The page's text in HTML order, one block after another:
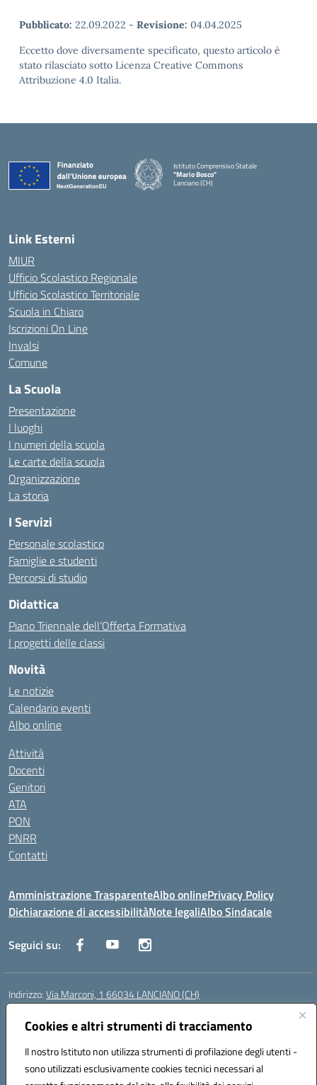
Cookies e altri strumenti di tracciamento
Il nostro Istituto non utilizza strumenti di profilazione degli utenti -
sono utilizzati esclusivamente cookies tecnici necessari al
Pubblicato: 22.09.2022 - Revisione: 04.04.2025
Eccetto dove diversamente specificato, questo articolo è
stato rilasciato sotto Licenza Creative Commons
Attribuzione 4.0 Italia.
Istituto Comprensivo Statale
"Mario Bosco"
Lanciano (CH)
Link Esterni
MIUR
Ufficio Scolastico Regionale
Ufficio Scolastico Territoriale
Scuola in Chiaro
Iscrizioni On Line
Invalsi
Comune
La Scuola
Presentazione
I luoghi
I numeri della scuola
Le carte della scuola
Organizzazione
La storia
I Servizi
Personale scolastico
Famiglie e studenti
Percorsi di studio
Didattica
Piano Triennale dell’Offerta Formativa
I progetti delle classi
Novità
Le notizie
Calendario eventi
Albo online
Attività
Docenti
Genitori
ATA
PON
PNRR
Contatti
Amministrazione TrasparenteAlbo onlinePrivacy Policy
Dichiarazione di accessibilitàNote legaliAlbo Sindacale
Seguici su:
Indirizzo:Via Marconi, 1 66034 LANCIANO (CH)
Centralino:
Posta elettronica certificata (PEC):chic840006@pec.istruzione.it
Codice fiscale: 90031370696
Codice meccanografico:CHIC840006
Codice Indice delle Pubbliche Amministrazioni (IPA): istsc_chic840006